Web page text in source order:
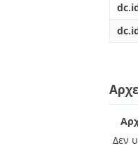
Δεν